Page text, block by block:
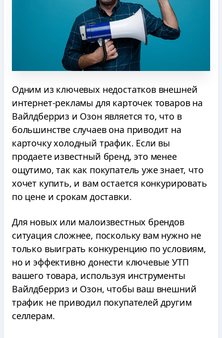
Одним из ключевых недостатков внешней
интернет-рекламы для карточек товаров на
Вайлдберриз и Озон является то, что в
большинстве случаев она приводит на
карточку холодный трафик. Если вы
продаете известный бренд, это менее
ощутимо, так как покупатель уже знает, что
хочет купить, и вам остается конкурировать
по цене и срокам доставки.
Для новых или малоизвестных брендов
ситуация сложнее, поскольку вам нужно не
только выиграть конкуренцию по условиям,
но и эффективно донести ключевые УТП
вашего товара, используя инструменты
Вайлдберриз и Озон, чтобы ваш внешний
трафик не приводил покупателей другим
селлерам.